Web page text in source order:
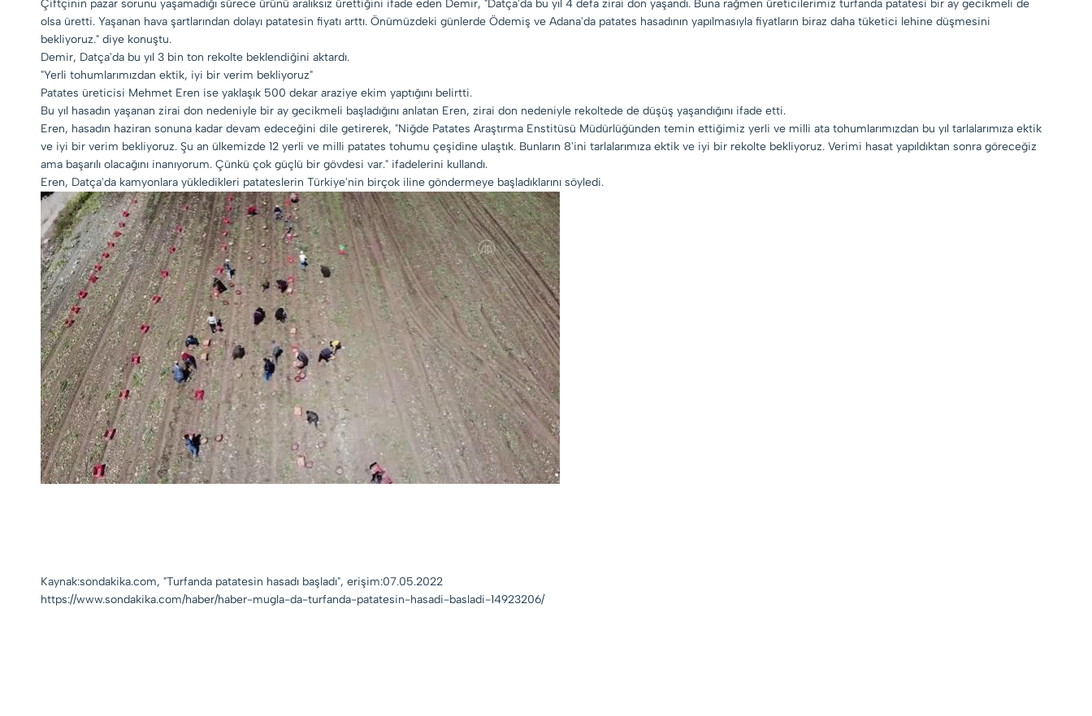
Çiftçinin pazar sorunu yaşamadığı sürece ürünü aralıksız ürettiğini ifade eden Demir, "Datça'da bu yıl 4 defa zirai don yaşandı. Buna rağmen üreticilerimiz turfanda patatesi bir ay gecikmeli de
olsa üretti. Yaşanan hava şartlarından dolayı patatesin fiyatı arttı. Önümüzdeki günlerde Ödemiş ve Adana'da patates hasadının yapılmasıyla fiyatların biraz daha tüketici lehine düşmesini
bekliyoruz." diye konuştu.
Demir, Datça'da bu yıl 3 bin ton rekolte beklendiğini aktardı.
"Yerli tohumlarımızdan ektik, iyi bir verim bekliyoruz"
Patates üreticisi Mehmet Eren ise yaklaşık 500 dekar araziye ekim yaptığını belirtti.
Bu yıl hasadın yaşanan zirai don nedeniyle bir ay gecikmeli başladığını anlatan Eren, zirai don nedeniyle rekoltede de düşüş yaşandığını ifade etti.
Eren, hasadın haziran sonuna kadar devam edeceğini dile getirerek, "Niğde Patates Araştırma Enstitüsü Müdürlüğünden temin ettiğimiz yerli ve milli ata tohumlarımızdan bu yıl tarlalarımıza ektik
ve iyi bir verim bekliyoruz. Şu an ülkemizde 12 yerli ve milli patates tohumu çeşidine ulaştık. Bunların 8'ini tarlalarımıza ektik ve iyi bir rekolte bekliyoruz. Verimi hasat yapıldıktan sonra göreceğiz
ama başarılı olacağını inanıyorum. Çünkü çok güçlü bir gövdesi var." ifadelerini kullandı.
Eren, Datça'da kamyonlara yükledikleri patateslerin Türkiye'nin birçok iline göndermeye başladıklarını söyledi.
Kaynak:sondakika.com, "Turfanda patatesin hasadı başladı", erişim:07.05.2022
https://www.sondakika.com/haber/haber-mugla-da-turfanda-patatesin-hasadi-basladi-14923206/